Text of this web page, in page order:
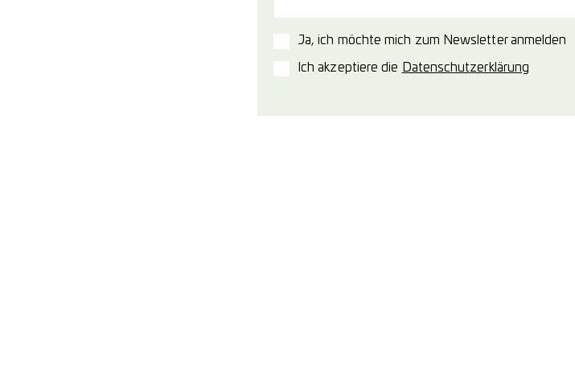
Ja, ich möchte mich zum Newsletter anmelden
Ich akzeptiere die Datenschutzerklärung